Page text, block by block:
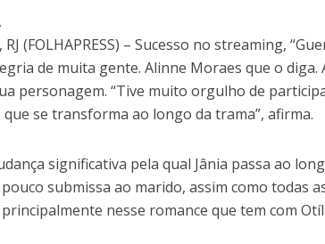
RJ (FOLHAPRESS) – Sucesso no streaming,
de muita gente. Alinne Moraes que o
personagem. “Tive muito orgulho de
se transforma ao longo da trama”, afirma.
significativa pela qual Jânia passa ao
submissa ao marido, assim como todas
nesse romance que tem com